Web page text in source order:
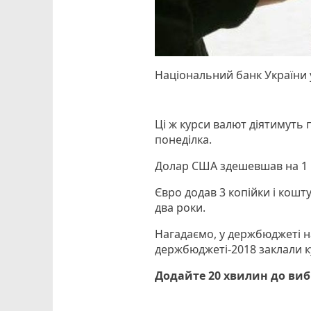
Національний банк
Ці ж курси валют діятимуть
понеділка.
Долар США здешевшав на 1
Євро додав 3 копійки і
два роки.
Нагадаємо, у держбюджеті
держбюджеті-2018 заклали
Додайте 20 хвилин до